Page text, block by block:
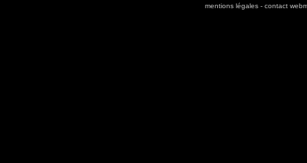
mentions légales - contact